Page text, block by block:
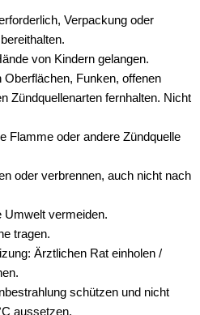
Verpackung oder
von Kindern gelangen.
Oberflächen, Funken, offenen
Zündquellenarten fernhalten. Nicht
Flamme oder andere Zündquelle
oder verbrennen, auch nicht nach
Umwelt vermeiden.
tragen.
Ärztlichen Rat einholen /
schützen und nicht
aussetzen.